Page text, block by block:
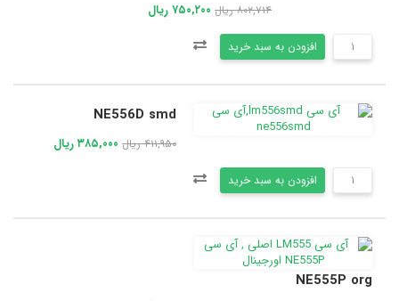
۸۰۲,۷۱۴ ریال ۷۵۰,۲۰۰ ریال
افزودن به سبد خرید
NE556D smd
۴۱۱,۹۵۰ ریال ۳۸۵,۰۰۰ ریال
افزودن به سبد خرید
NE555P org